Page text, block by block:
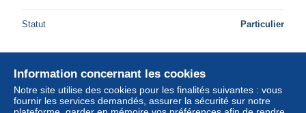
Statut Particulier
Information concernant les cookies
Notre site utilise des cookies pour les finalités suivantes : vous
fournir les services demandés, assurer la sécurité sur notre